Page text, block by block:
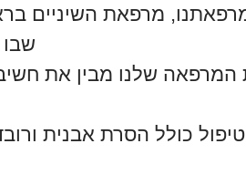
מרפאת השיניים
שבו
המרפאה שלנו מבין את
כולל הסרת אבנית